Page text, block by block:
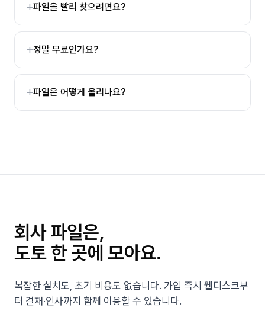
파일을 빨리 찾으려면요?
정말 무료인가요?
파일은 어떻게 올리나요?
회사 파일은,
도토 한 곳에 모아요.
복잡한 설치도, 초기 비용도 없습니다. 가입 즉시 웹디스크부
터 결재·인사까지 함께 이용할 수 있습니다.